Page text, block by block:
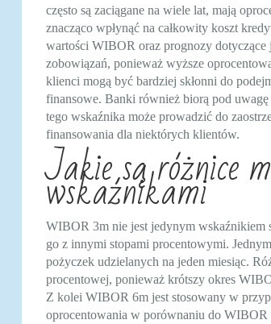
często są zaciągane na wiele lat, mają
znacząco wpłynąć na całkowity koszt
wartości WIBOR oraz prognozy dotyczące
zobowiązań, ponieważ wyższe
klienci mogą być bardziej skłonni do
finansowe. Banki również biorą pod
tego wskaźnika może prowadzić do
finansowania dla niektórych klientów.
Jakie są różnice
wskaźnikami
WIBOR 3m nie jest jedynym wskaźnikiem
go z innymi stopami procentowymi.
pożyczek udzielanych na jeden miesiąc.
procentowej, ponieważ krótszy okres
Z kolei WIBOR 6m jest stosowany w
oprocentowania w porównaniu do